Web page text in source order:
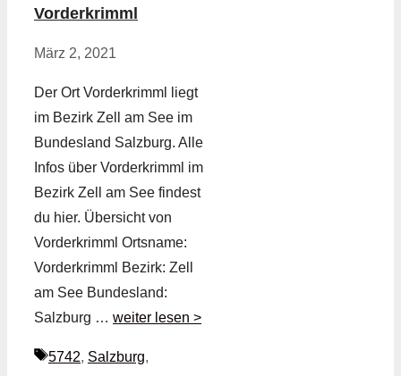
Vorderkrimml
März 2, 2021
Der Ort Vorderkrimml liegt
im Bezirk Zell am See im
Bundesland Salzburg. Alle
Infos über Vorderkrimml im
Bezirk Zell am See findest
du hier. Übersicht von
Vorderkrimml Ortsname:
Vorderkrimml Bezirk: Zell
am See Bundesland:
Salzburg … weiter lesen >
Schlagwörter
5742, Salzburg,